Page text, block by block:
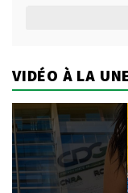
VIDÉO À LA